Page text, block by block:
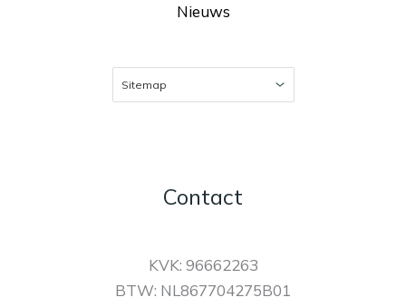
Nieuws
Contact
KVK: 96662263
BTW: NL867704275B01